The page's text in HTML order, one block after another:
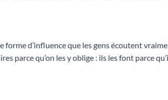
d’influence que les gens écoutent
parce qu’on les y oblige : ils les font parce